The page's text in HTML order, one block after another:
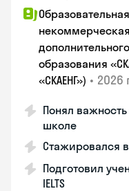
образования
«СКАЕНГ») • 2026
Понял
школе
Стажировался
Подготовил
IELTS